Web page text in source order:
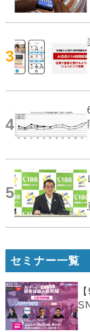
3
4
5
セミナー一覧